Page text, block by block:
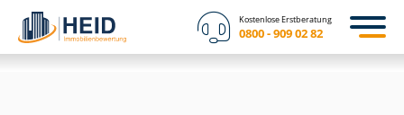
Kostenlose Erstberatung
0800 - 909 02 82